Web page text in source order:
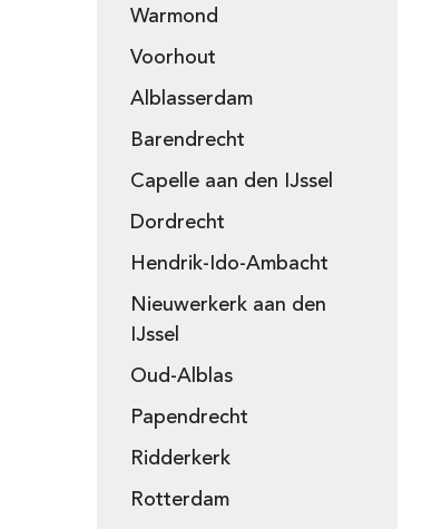
Warmond
Voorhout
Alblasserdam
Barendrecht
Capelle aan den IJssel
Dordrecht
Hendrik-Ido-Ambacht
Nieuwerkerk aan den
IJssel
Oud-Alblas
Papendrecht
Ridderkerk
Rotterdam